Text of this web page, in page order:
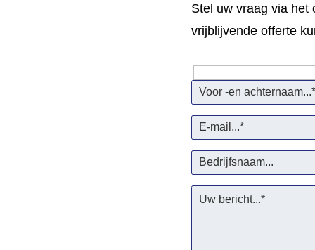
Stel uw vraag via het
vrijblijvende offerte